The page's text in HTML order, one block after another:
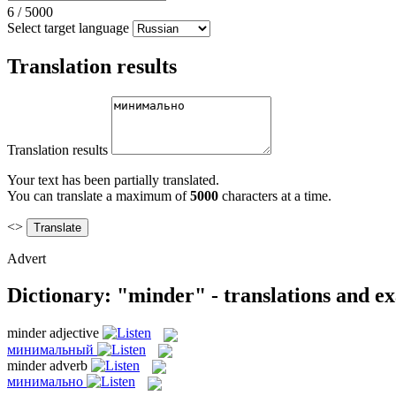
6 / 5000
Select target language
Translation results
Translation results
Your text has been partially translated.
You can translate a maximum of5000 characters at a time.
<>
Advert
Dictionary: "minder" - translations and
minder adjective
минимальный
minder adverb
минимально